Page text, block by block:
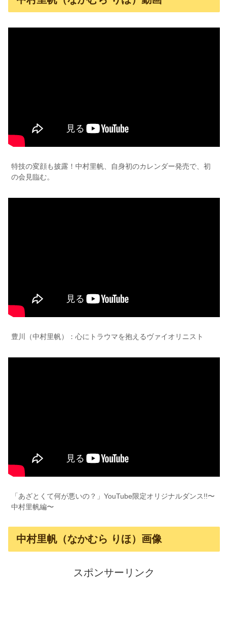
特技の変顔も披露！中村里帆、自身初のカレンダー発売で、初
の会見臨む。
豊川（中村里帆）：心にトラウマを抱えるヴァイオリニスト
「あざとくて何が悪いの？」YouTube限定オリジナルダンス!!〜
中村里帆編〜
中村里帆（なかむら りほ）画像
スポンサーリンク